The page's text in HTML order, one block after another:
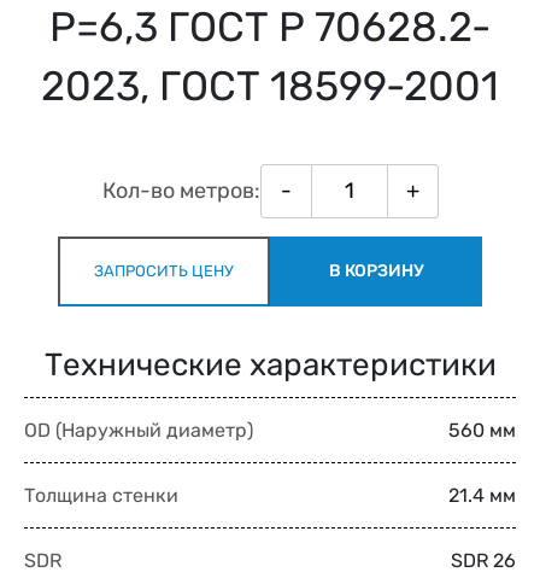
Р=6,3 ГОСТ Р 70628.2-
2023, ГОСТ 18599-2001
Кол-во метров: - +
ЗАПРОСИТЬ ЦЕНУ В КОРЗИНУ
Технические характеристики
OD (Наружный диаметр) 560 мм
Толщина стенки 21.4 мм
SDR SDR 26